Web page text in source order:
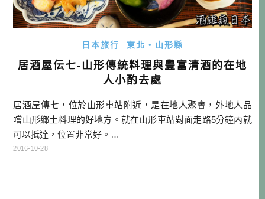
日本旅行 東北・山形縣
居酒屋伝七-山形傳統料理與豐富清酒的在地
人小酌去處
居酒屋傳七，位於山形車站附近，是在地人聚會，外地人品
嚐山形鄉土料理的好地方。就在山形車站對面走路5分鐘內就
可以抵達，位置非常好。…
2016-10-28